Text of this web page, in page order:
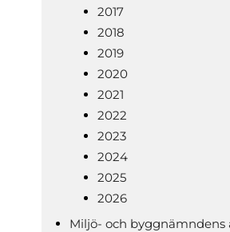
2017
2018
2019
2020
2021
2022
2023
2024
2025
2026
Miljö- och